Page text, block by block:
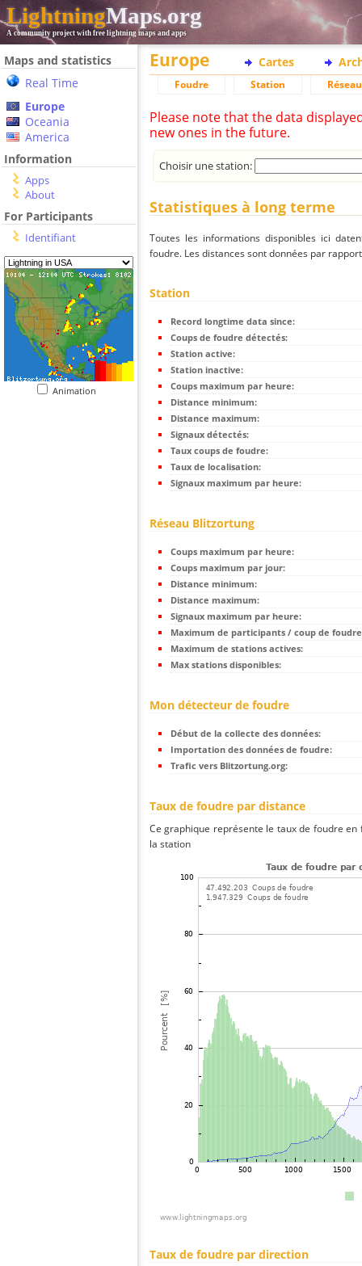
LightningMaps.org
A community project with free lightning maps and apps
Maps and statistics
Real Time
Europe
Oceania
America
Information
Apps
About
For Participants
Identifiant
Animation
Europe Cartes
Foudre Station Réseau
Please note that the data
new ones in the future.
Choisir une station:
Statistiques à long terme
Toutes les informations disponibles ici
foudre. Les distances sont données par
Station
Record longtime data since:
Coups de foudre détectés:
Station active:
Station inactive:
Coups maximum par heure:
Distance minimum:
Distance maximum:
Signaux détectés:
Taux coups de foudre:
Taux de localisation:
Signaux maximum par heure:
Réseau Blitzortung
Coups maximum par heure:
Coups maximum par jour:
Distance minimum:
Distance maximum:
Signaux maximum par heure:
Maximum de participants / coup de
Maximum de stations actives:
Max stations disponibles:
Mon détecteur de foudre
Début de la collecte des données:
Importation des données de foudre:
Trafic vers Blitzortung.org:
Taux de foudre par distance
Ce graphique représente le taux de foudre
la station
Taux de foudre par direction